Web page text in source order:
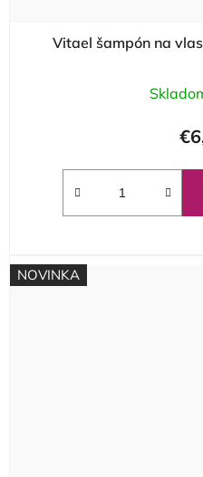
Vitael šampón na
NOVINKA